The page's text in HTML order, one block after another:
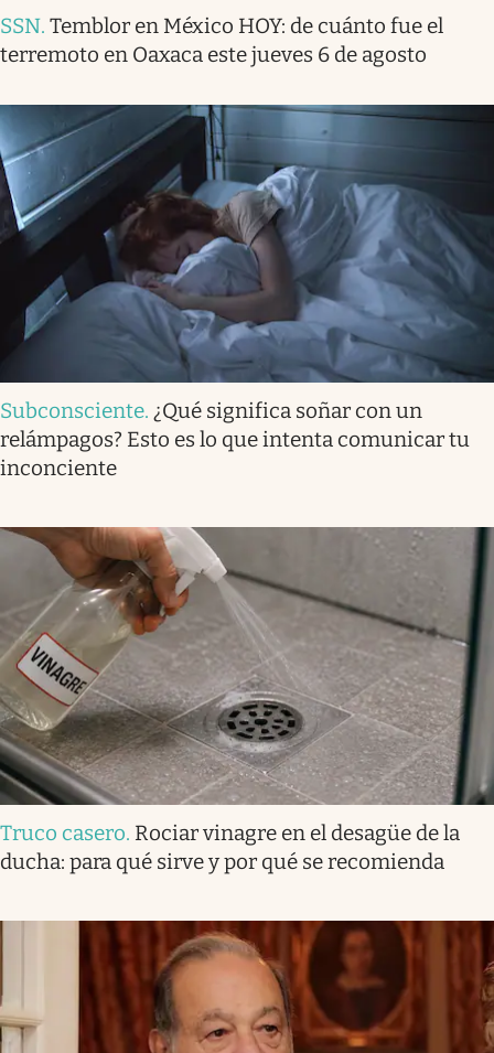
SSN. Temblor en México HOY: de cuánto fue el
terremoto en Oaxaca este jueves 6 de agosto
Subconsciente. ¿Qué significa soñar con un
relámpagos? Esto es lo que intenta comunicar tu
inconciente
Truco casero. Rociar vinagre en el desagüe de la
ducha: para qué sirve y por qué se recomienda